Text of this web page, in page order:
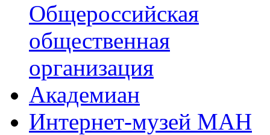
Общероссийская
общественная
организация
Академиан
Интернет-музей МАН